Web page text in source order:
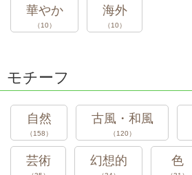
華やか
（10）
海外
（10）
モチーフ
自然
（158）
古風・和風
（120）
芸術 幻想的 色